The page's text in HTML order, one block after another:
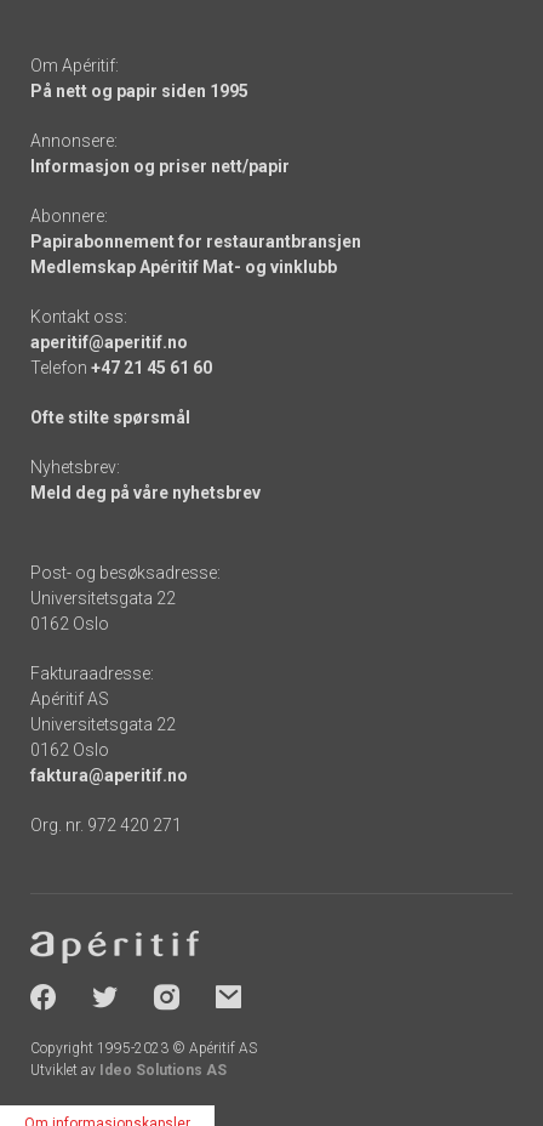
Om Apéritif:
På nett og papir siden 1995
Annonsere:
Informasjon og priser nett/papir
Abonnere:
Papirabonnement for restaurantbransjen
Medlemskap Apéritif Mat- og vinklubb
Kontakt oss:
aperitif@aperitif.no
Telefon +47 21 45 61 60
Ofte stilte spørsmål
Nyhetsbrev:
Meld deg på våre nyhetsbrev
Post- og besøksadresse:
Universitetsgata 22
0162 Oslo
Fakturaadresse:
Apéritif AS
Universitetsgata 22
0162 Oslo
faktura@aperitif.no
Org. nr. 972 420 271
-
socials
Copyright 1995-2023 © Apéritif AS
Utviklet av Ideo Solutions AS